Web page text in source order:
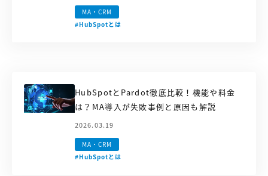
MA・CRM
#HubSpotとは
HubSpotとPardot徹底比較！機能や料金
は？MA導入が失敗事例と原因も解説
2026.03.19
MA・CRM
#HubSpotとは